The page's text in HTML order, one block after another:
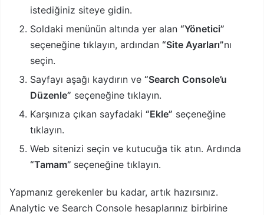
istediğiniz siteye gidin.
Soldaki menünün altında yer alan “Yönetici”
seçeneğine tıklayın, ardından “Site Ayarları”nı
seçin.
Sayfayı aşağı kaydırın ve “Search Console’u
Düzenle” seçeneğine tıklayın.
Karşınıza çıkan sayfadaki “Ekle” seçeneğine
tıklayın.
Web sitenizi seçin ve kutucuğa tik atın. Ardında
“Tamam” seçeneğine tıklayın.
Yapmanız gerekenler bu kadar, artık hazırsınız.
Analytic ve Search Console hesaplarınız birbirine